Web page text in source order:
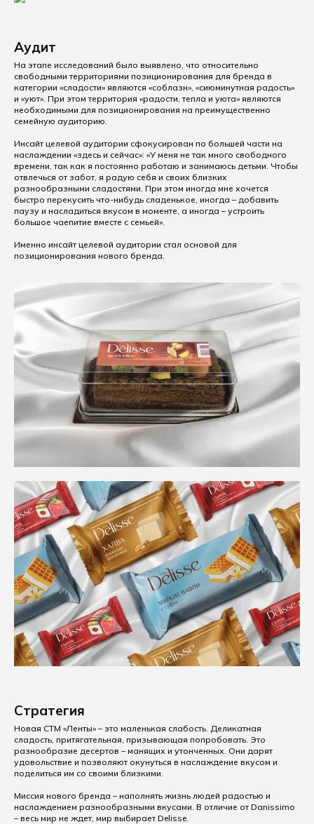
Аудит
На этапе исследований было выявлено, что относительно
свободными территориями позиционирования для бренда в
категории «сладости» являются «соблазн», «сиюминутная радость»
и «уют». При этом территория «радости, тепла и уюта» являются
необходимыми для позиционирования на преимущественно
семейную аудиторию.
Инсайт целевой аудитории сфокусирован по большей части на
наслаждении «здесь и сейчас»: «У меня не так много свободного
времени, так как я постоянно работаю и занимаюсь детьми. Чтобы
отвлечься от забот, я радую себя и своих близких
разнообразными сладостями. При этом иногда мне хочется
быстро перекусить что-нибудь сладенькое, иногда – добавить
паузу и насладиться вкусом в моменте, а иногда – устроить
большое чаепитие вместе с семьей».
Именно инсайт целевой аудитории стал основой для
позиционирования нового бренда.
Стратегия
Новая СТМ «Ленты» – это маленькая слабость. Деликатная
сладость, притягательная, призывающая попробовать. Это
разнообразие десертов – манящих и утонченных. Они дарят
удовольствие и позволяют окунуться в наслаждение вкусом и
поделиться им со своими близкими.
Миссия нового бренда – наполнять жизнь людей радостью и
наслаждением разнообразными вкусами. В отличие от Danissimo
– весь мир не ждет, мир выбирает Delisse.